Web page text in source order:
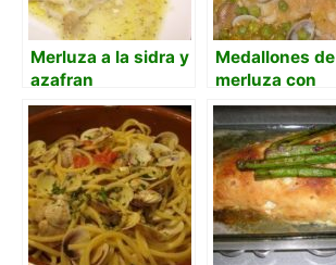
Merluza a la sidra y
azafran
Medallones de
merluza con
almejas